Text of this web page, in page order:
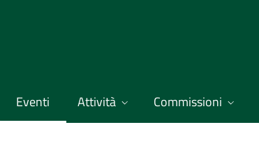
Eventi Attività Commissioni